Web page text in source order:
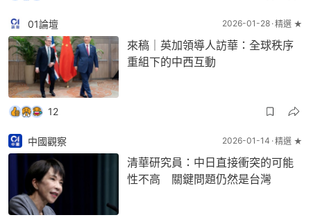
01論壇 2026-01-28 精選 ★
來稿｜英加領導人訪華：全球秩序
重組下的中西互動
12
中國觀察 2026-01-14 精選 ★
清華研究員：中日直接衝突的可能
性不高 關鍵問題仍然是台灣